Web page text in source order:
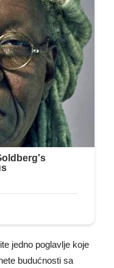
jedno poglavlje koje
budućnosti sa